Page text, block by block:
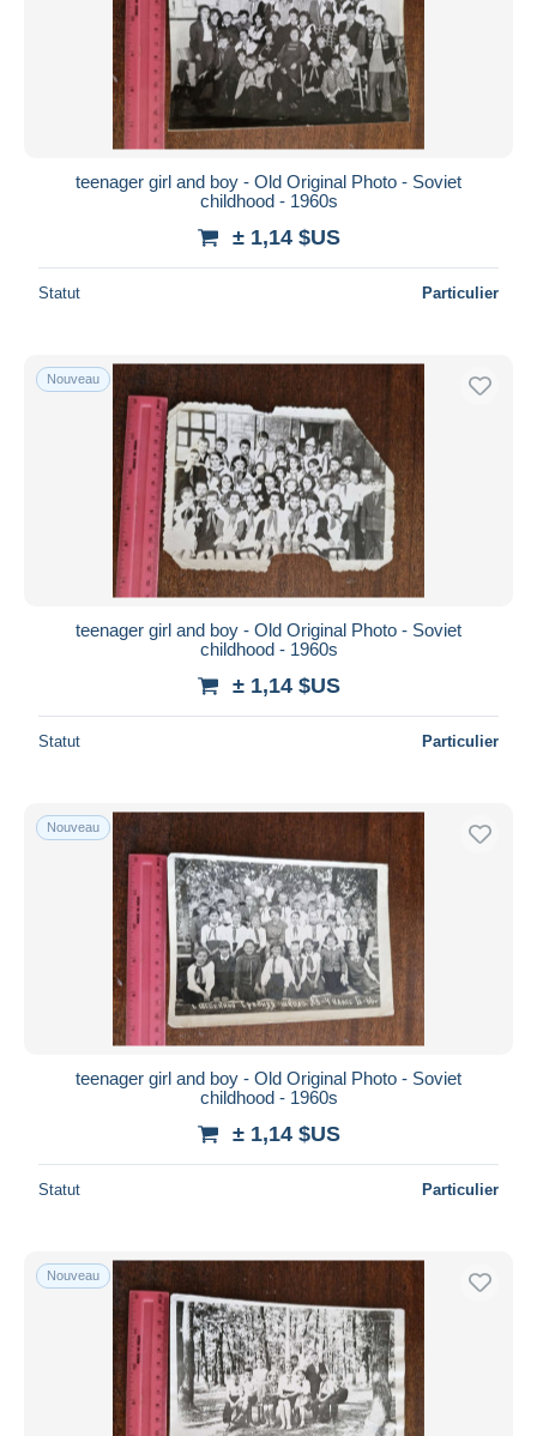
teenager girl and boy - Old Original Photo - Soviet
childhood - 1960s
± 1,14 $US
Statut Particulier
Nouveau
teenager girl and boy - Old Original Photo - Soviet
childhood - 1960s
± 1,14 $US
Statut Particulier
Nouveau
teenager girl and boy - Old Original Photo - Soviet
childhood - 1960s
± 1,14 $US
Statut Particulier
Nouveau